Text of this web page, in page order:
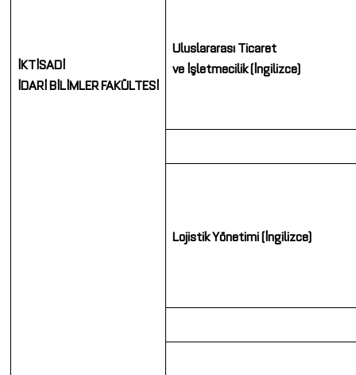
İKTİSADİ
İDARİBİLİMLERFAKÜLTESİ
Uluslararası Ticaret
veİşletmecilik(İngilizce)
Lojistik Yönetimi (İngilizce)